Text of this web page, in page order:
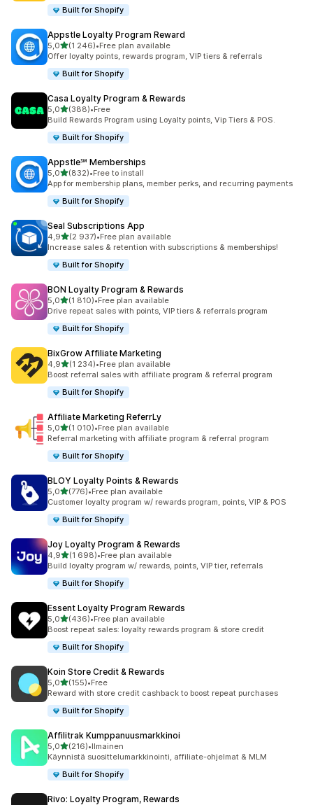
Built for Shopify
Appstle Loyalty Program Reward
5,0/ 5 tähteä
(1 246)
1246 arvostelua yhteensä
•Free plan available
Offer loyalty points, rewards program, VIP tiers & referrals
Built for Shopify
Casa Loyalty Program & Rewards
5,0/ 5 tähteä
(388)
388 arvostelua yhteensä
•Free
Build Rewards Program using Loyalty points, Vip Tiers & POS.
Built for Shopify
Appstle℠ Memberships
5,0/ 5 tähteä
(832)
832 arvostelua yhteensä
•Free to install
App for membership plans, member perks, and recurring payments
Built for Shopify
Seal Subscriptions App
4,9/ 5 tähteä
(2 937)
2937 arvostelua yhteensä
•Free plan available
Increase sales & retention with subscriptions & memberships!
Built for Shopify
BON Loyalty Program & Rewards
5,0/ 5 tähteä
(1 810)
1810 arvostelua yhteensä
•Free plan available
Drive repeat sales with points, VIP tiers & referrals program
Built for Shopify
BixGrow Affiliate Marketing
4,9/ 5 tähteä
(1 234)
1234 arvostelua yhteensä
•Free plan available
Boost referral sales with affiliate program & referral program
Built for Shopify
Affiliate Marketing ReferrLy
5,0/ 5 tähteä
(1 010)
1010 arvostelua yhteensä
•Free plan available
Referral marketing with affiliate program & referral program
Built for Shopify
BLOY Loyalty Points & Rewards
5,0/ 5 tähteä
(776)
776 arvostelua yhteensä
•Free plan available
Customer loyalty program w/ rewards program, points, VIP & POS
Built for Shopify
Joy Loyalty Program & Rewards
4,9/ 5 tähteä
(1 698)
1698 arvostelua yhteensä
•Free plan available
Build loyalty program w/ rewards, points, VIP tier, referrals
Built for Shopify
Essent Loyalty Program Rewards
5,0/ 5 tähteä
(436)
436 arvostelua yhteensä
•Free plan available
Boost repeat sales: loyalty rewards program & store credit
Built for Shopify
Koin Store Credit & Rewards
5,0/ 5 tähteä
(155)
155 arvostelua yhteensä
•Free
Reward with store credit cashback to boost repeat purchases
Built for Shopify
Affilitrak Kumppanuusmarkkinoi
5,0/ 5 tähteä
(216)
216 arvostelua yhteensä
•Ilmainen
Käynnistä suosittelumarkkinointi, affiliate-ohjelmat & MLM
Built for Shopify
Rivo: Loyalty Program, Rewards